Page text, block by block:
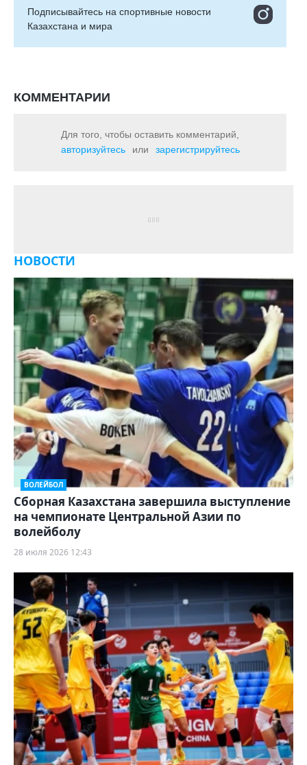
Подписывайтесь на cпортивные новости
Казахстана и мира
КОММЕНТАРИИ
Для того, чтобы оставить комментарий,
авторизуйтесь
или зарегистрируйтесь
НОВОСТИ
ВОЛЕЙБОЛ
Сборная Казахстана завершила выступление
на чемпионате Центральной Азии по
волейболу
28 июля 2026 12:43